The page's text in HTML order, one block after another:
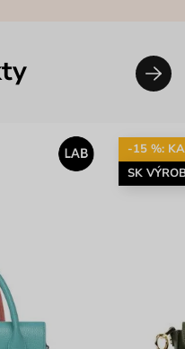
-15 %:
SK